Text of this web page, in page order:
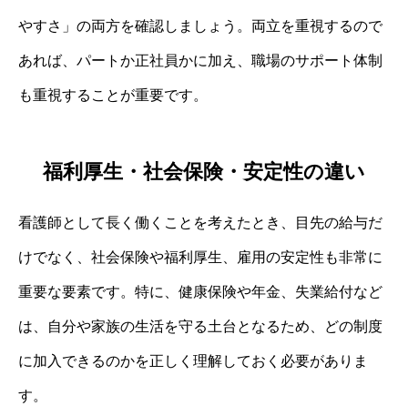
やすさ」の両方を確認しましょう。両立を重視するので
あれば、パートか正社員かに加え、職場のサポート体制
も重視することが重要です。
福利厚生・社会保険・安定性の違い
看護師として長く働くことを考えたとき、目先の給与だ
けでなく、社会保険や福利厚生、雇用の安定性も非常に
重要な要素です。特に、健康保険や年金、失業給付など
は、自分や家族の生活を守る土台となるため、どの制度
に加入できるのかを正しく理解しておく必要がありま
す。